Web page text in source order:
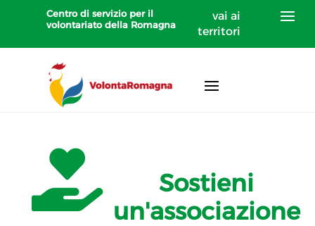
Centro di servizio per il
volontariato della Romagna
vai ai
territori

Sostieni
un'associazione